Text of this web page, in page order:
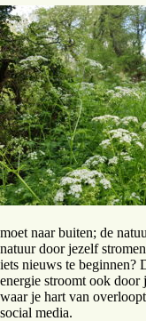
moet naar buiten; de
natuur door jezelf
iets nieuws te
energie stroomt ook door
waar je hart van
social media.